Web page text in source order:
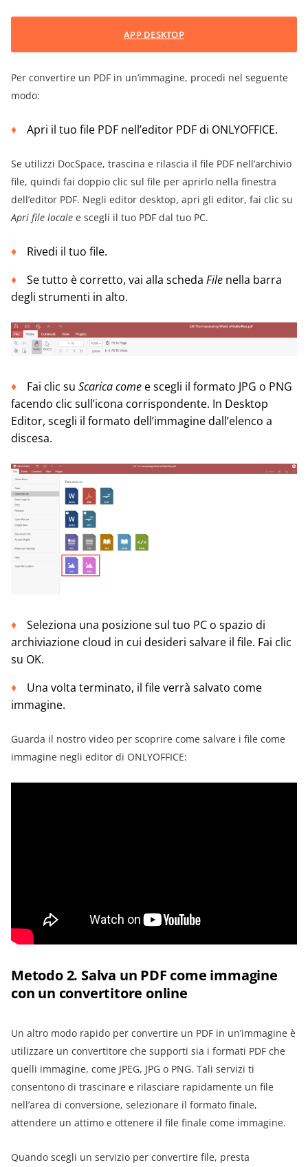
APP DESKTOP
Per convertire un PDF in un’immagine, procedi nel seguente
modo:
Apri il tuo file PDF nell’editor PDF di ONLYOFFICE.
Se utilizzi DocSpace, trascina e rilascia il file PDF nell’archivio
file, quindi fai doppio clic sul file per aprirlo nella finestra
dell’editor PDF. Negli editor desktop, apri gli editor, fai clic su
Apri file locale e scegli il tuo PDF dal tuo PC.
Rivedi il tuo file.
Se tutto è corretto, vai alla scheda File nella barra
degli strumenti in alto.
Fai clic su Scarica come e scegli il formato JPG o PNG
facendo clic sull’icona corrispondente. In Desktop
Editor, scegli il formato dell’immagine dall’elenco a
discesa.
Seleziona una posizione sul tuo PC o spazio di
archiviazione cloud in cui desideri salvare il file. Fai clic
su OK.
Una volta terminato, il file verrà salvato come
immagine.
Guarda il nostro video per scoprire come salvare i file come
immagine negli editor di ONLYOFFICE:
Metodo 2. Salva un PDF come immagine
con un convertitore online
Un altro modo rapido per convertire un PDF in un’immagine è
utilizzare un convertitore che supporti sia i formati PDF che
quelli immagine, come JPEG, JPG o PNG. Tali servizi ti
consentono di trascinare e rilasciare rapidamente un file
nell’area di conversione, selezionare il formato finale,
attendere un attimo e ottenere il file finale come immagine.
Quando scegli un servizio per convertire file, presta